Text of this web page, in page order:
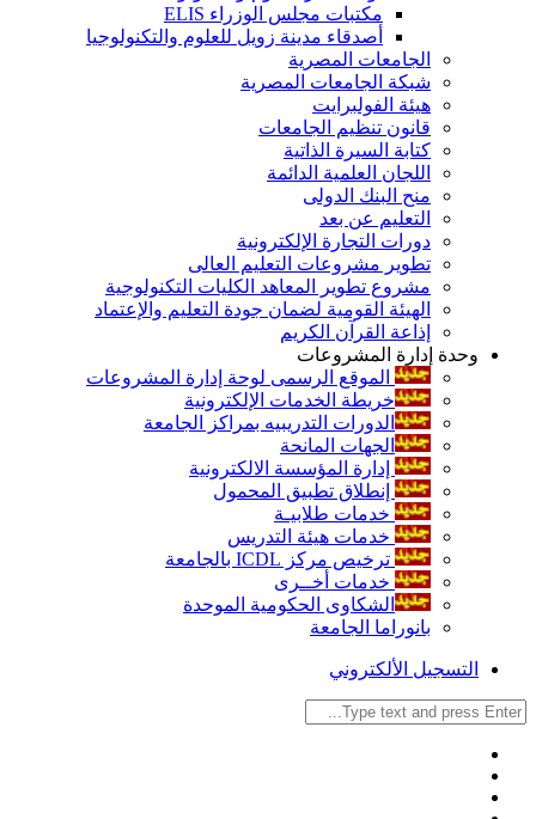
مكتبات مجلس الوزراء ELIS
أصدقاء مدينة زويل للعلوم والتكنولوجيا
الجامعات المصرية
شبكة الجامعات المصرية
هيئة الفولبرايت
قانون تنظيم الجامعات
كتابة السيرة الذاتية
اللجان العلمية الدائمة
منح البنك الدولى
التعليم عن بعد
دورات التجارة الإلكترونية
تطوير مشروعات التعليم العالى
مشروع تطوير المعاهد الكليات التكنولوجية
الهيئة القومية لضمان جودة التعليم والإعتماد
إذاعة القرآن الكريم
وحدة إدارة المشروعات
الموقع الرسمى لوحة إدارة المشروعات
خريطة الخدمات الإلكترونية
الدورات التدريبيه بمراكز الجامعة
الجهات المانحة
إدارة المؤسسة الالكترونية
إنطلاق تطبيق المحمول
خدمات طلابيـة
خدمات هيئة التدريس
ترخيص مركز ICDL بالجامعة
خدمات أخــرى
الشكاوى الحكومية الموحدة
بانوراما الجامعة
التسجيل الألكتروني